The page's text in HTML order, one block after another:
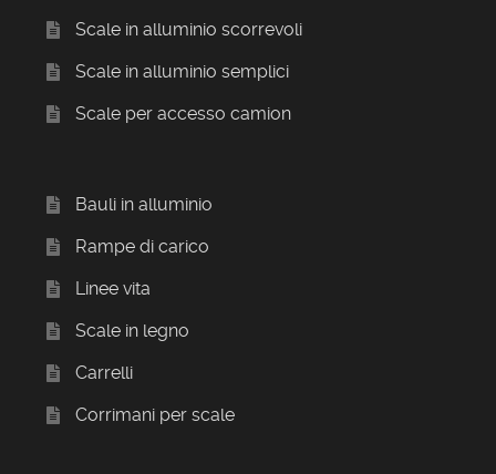
Scale in alluminio scorrevoli
Scale in alluminio semplici
Scale per accesso camion
Bauli in alluminio
Rampe di carico
Linee vita
Scale in legno
Carrelli
Corrimani per scale